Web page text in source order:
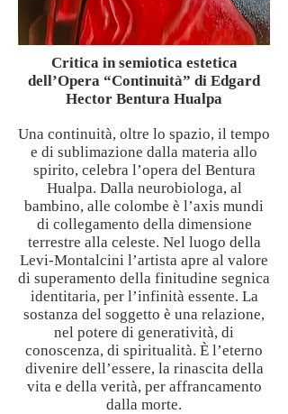
Critica in semiotica estetica
dell’Opera “Continuità” di Edgard
Hector Bentura Hualpa
Una continuità, oltre lo spazio, il tempo
e di sublimazione dalla materia allo
spirito, celebra l’opera del Bentura
Hualpa. Dalla neurobiologa, al
bambino, alle colombe è l’axis mundi
di collegamento della dimensione
terrestre alla celeste. Nel luogo della
Levi-Montalcini l’artista apre al valore
di superamento della finitudine segnica
identitaria, per l’infinità essente. La
sostanza del soggetto è una relazione,
nel potere di generatività, di
conoscenza, di spiritualità. È l’eterno
divenire dell’essere, la rinascita della
vita e della verità, per affrancamento
dalla morte.